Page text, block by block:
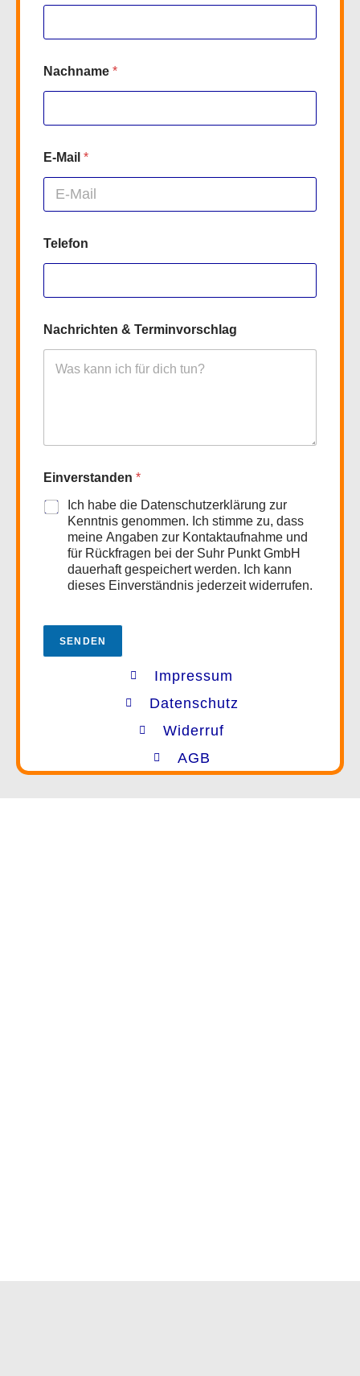
Nachname *
E-Mail *
Telefon
Nachrichten & Terminvorschlag
Einverstanden *
Ich habe die Datenschutzerklärung zur
Kenntnis genommen. Ich stimme zu, dass
meine Angaben zur Kontaktaufnahme und
für Rückfragen bei der Suhr Punkt GmbH
dauerhaft gespeichert werden. Ich kann
dieses Einverständnis jederzeit widerrufen.
SENDEN
Impressum
Datenschutz
Widerruf
AGB